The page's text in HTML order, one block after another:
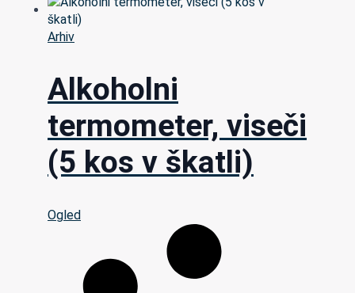
Arhiv
Alkoholni
termometer, viseči
(5 kos v škatli)
Ogled